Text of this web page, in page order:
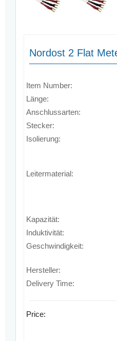
Nordost 2 Flat
Item Number:
Länge:
Anschlussarten:
Stecker:
Isolierung:
Leitermaterial:
Kapazität:
Induktivität:
Geschwindigkeit:
Hersteller:
Delivery Time:
Price: